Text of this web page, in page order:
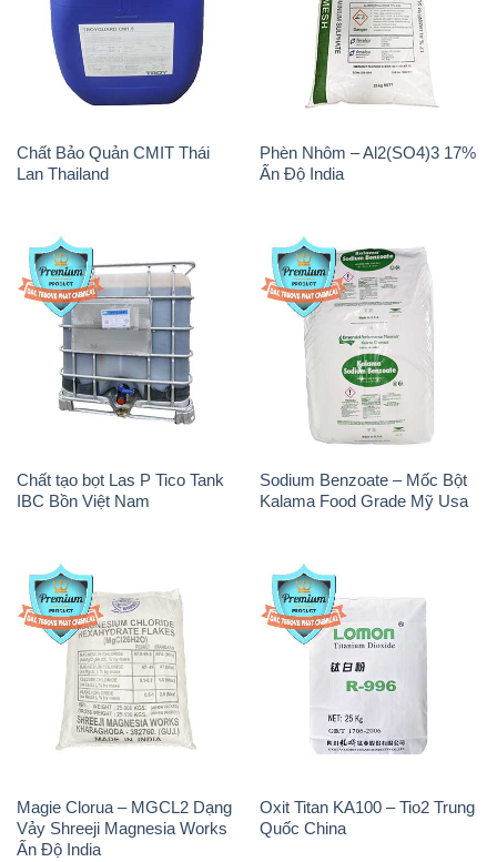
Chất Bảo Quản CMIT Thái
Lan Thailand
Phèn Nhôm – Al2(SO4)3 17%
Ấn Độ India
Chất tạo bọt Las P Tico Tank
IBC Bồn Việt Nam
Sodium Benzoate – Mốc Bột
Kalama Food Grade Mỹ Usa
Magie Clorua – MGCL2 Dạng
Vảy Shreeji Magnesia Works
Ấn Độ India
Oxit Titan KA100 – Tio2 Trung
Quốc China